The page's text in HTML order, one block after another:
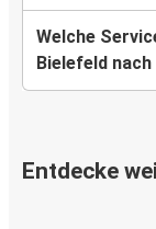
Welche
Bielefeld nach
Entdecke